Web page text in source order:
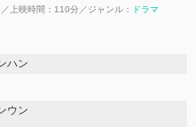
上映時間：110分 ジャンル：
ドラマ
ハン
ウン